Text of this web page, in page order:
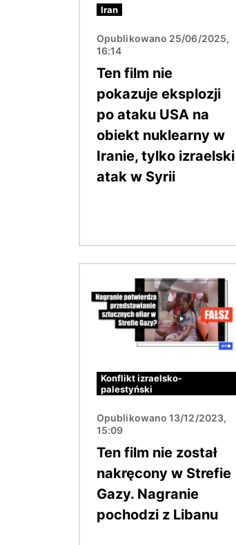
Iran
Opublikowano 25/06/2025,
16:14
Ten film nie
pokazuje eksplozji
po ataku USA na
obiekt nuklearny w
Iranie, tylko izraelski
atak w Syrii
Konflikt izraelsko-
palestyński
Opublikowano 13/12/2023,
15:09
Ten film nie został
nakręcony w Strefie
Gazy. Nagranie
pochodzi z Libanu